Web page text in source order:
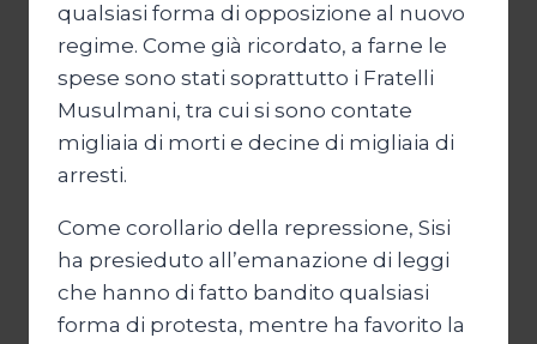
qualsiasi forma di opposizione al nuovo
regime. Come già ricordato, a farne le
spese sono stati soprattutto i Fratelli
Musulmani, tra cui si sono contate
migliaia di morti e decine di migliaia di
arresti.
Come corollario della repressione, Sisi
ha presieduto all’emanazione di leggi
che hanno di fatto bandito qualsiasi
forma di protesta, mentre ha favorito la